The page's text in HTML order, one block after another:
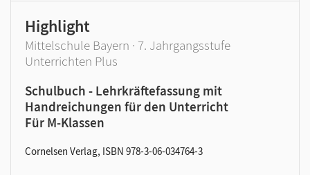
Highlight
Mittelschule Bayern · 7. Jahrgangsstufe
Unterrichten Plus
Schulbuch - Lehrkräftefassung mit
Handreichungen für den Unterricht
Für M-Klassen
Cornelsen Verlag, ISBN 978-3-06-034764-3